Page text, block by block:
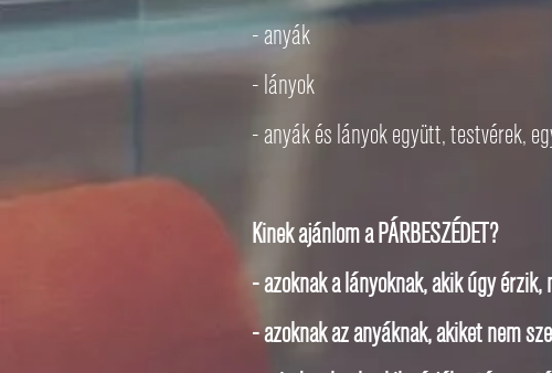
- anyák
- lányok
- anyák és lányok együtt, testvérek,
Kinek ajánlom a PÁRBESZÉDET?
- azoknak a lányoknak, akik úgy
- azoknak az anyáknak, akiket nem